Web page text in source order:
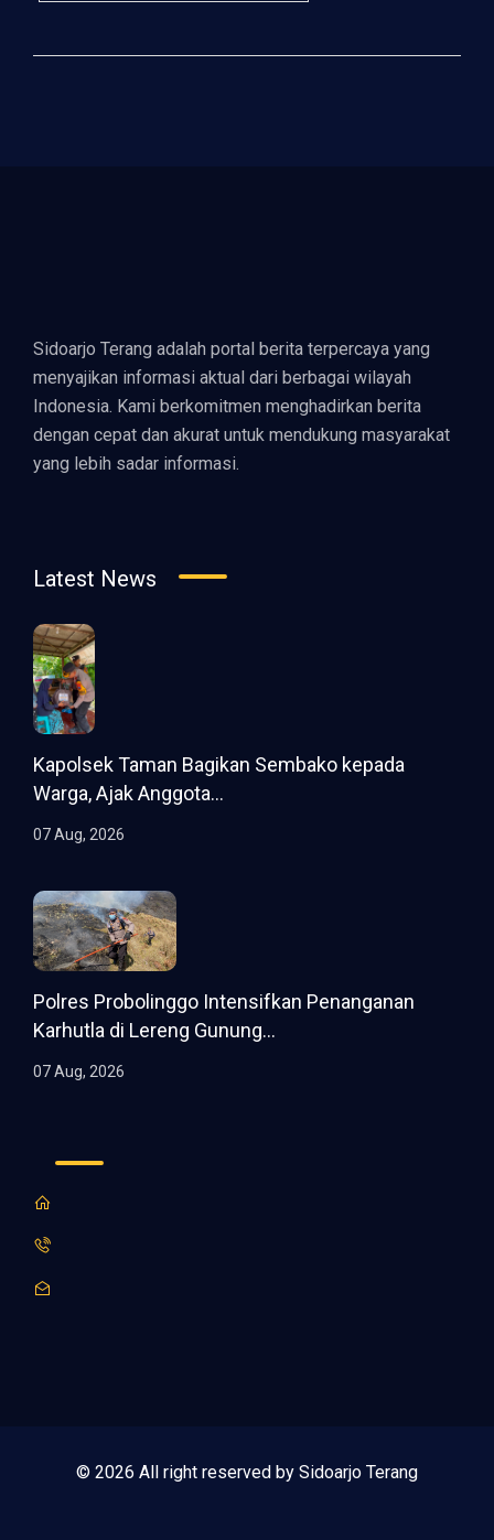
Sidoarjo Terang adalah portal berita terpercaya yang
menyajikan informasi aktual dari berbagai wilayah
Indonesia. Kami berkomitmen menghadirkan berita
dengan cepat dan akurat untuk mendukung masyarakat
yang lebih sadar informasi.
Latest News
Kapolsek Taman Bagikan Sembako kepada
Warga, Ajak Anggota...
07 Aug, 2026
Polres Probolinggo Intensifkan Penanganan
Karhutla di Lereng Gunung...
07 Aug, 2026
© 2026 All right reserved by Sidoarjo Terang